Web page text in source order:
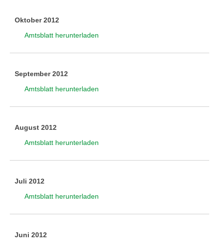
Oktober 2012
Amtsblatt herunterladen
September 2012
Amtsblatt herunterladen
August 2012
Amtsblatt herunterladen
Juli 2012
Amtsblatt herunterladen
Juni 2012